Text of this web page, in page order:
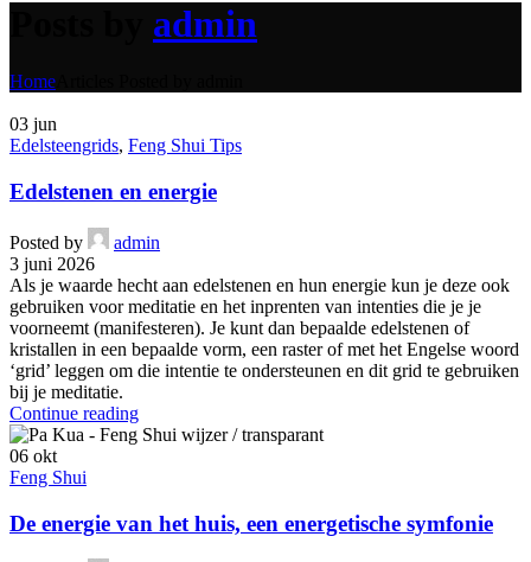
admin
Home
03 jun
Edelsteengrids, Feng Shui Tips
Edelstenen en energie
Posted by
admin
3 juni 2026
Als je waarde hecht aan edelstenen en hun energie kun je deze ook
gebruiken voor meditatie en het inprenten van intenties die je je
voorneemt (manifesteren). Je kunt dan bepaalde edelstenen of
kristallen in een bepaalde vorm, een raster of met het Engelse woord
‘grid’ leggen om die intentie te ondersteunen en dit grid te gebruiken
bij je meditatie.
Continue reading
06 okt
Feng Shui
De energie van het huis, een energetische symfonie